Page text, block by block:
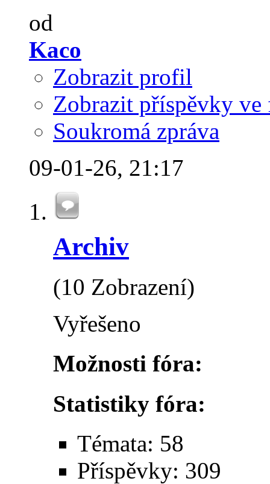
od
Kaco
Zobrazit profil
Zobrazit příspěvky ve
Soukromá zpráva
09-01-26, 21:17
Archiv
(10 Zobrazení)
Vyřešeno
Možnosti fóra:
Statistiky fóra:
Témata: 58
Příspěvky: 309